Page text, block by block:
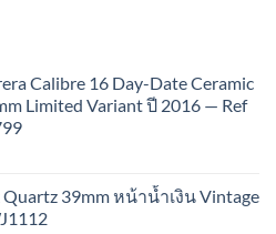
Calibre 16 Day-Date Ceramic
Limited Variant ปี 2016 — Ref
Quartz 39mm หน้าน้ำเงิน Vintage